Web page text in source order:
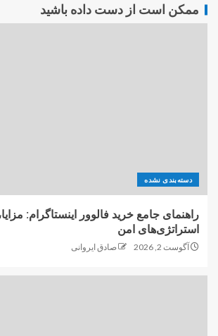
ممکن است از دست داده باشید
دسته‌بندی نشده
راهنمای جامع خرید فالوور اینستاگرام:
استراتژی‌های امن
آگوست 2, 2026 صادق ایروانی